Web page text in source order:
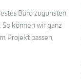
Büro zugunsten
können wir ganz
Projekt passen,